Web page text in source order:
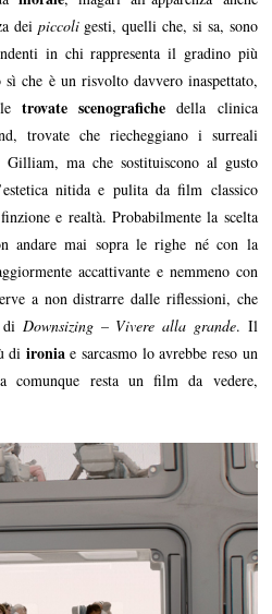
dei piccoligesti, quelli che, si sa, sono
in chi rappresenta il gradino più
sì che è un risvolto davvero inaspettato,
trovate scenografiche della clinica
trovate che riecheggiano i surreali
ma che sostituiscono al gusto
nitida e pulita da film classico
e realtà. Probabilmente la scelta
andare mai sopra le righe né con la
accattivante e nemmeno con
a non distrarre dalle riflessioni, che
Downsizing – Vivere alla grande. Il
di ironia e sarcasmo lo avrebbe reso un
comunque resta un film da vedere,